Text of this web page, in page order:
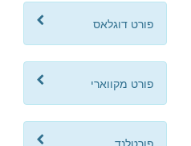
פורט דוגלאס
פורט מקווארי
פורטלנד